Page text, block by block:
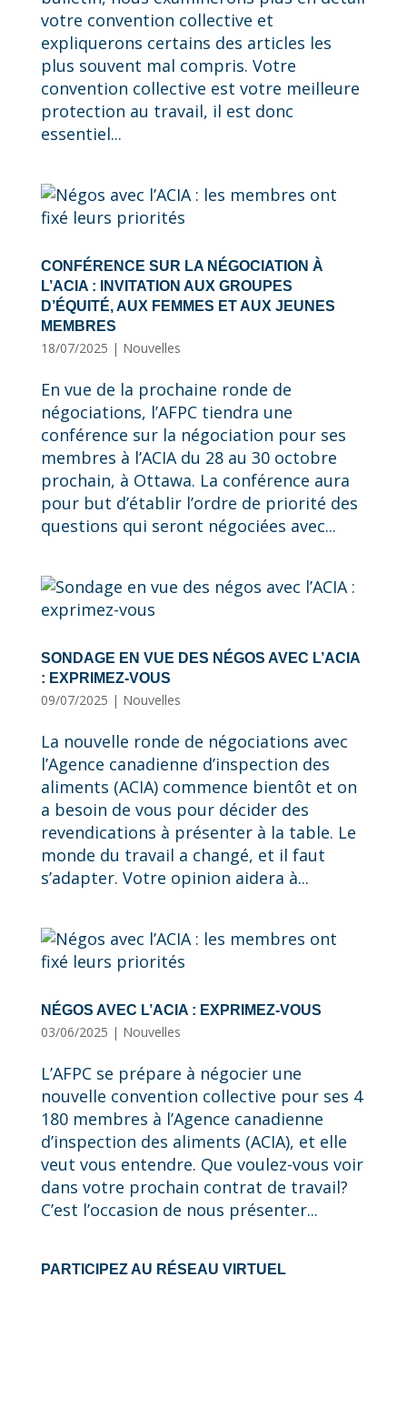
votre convention collective et
expliquerons certains des articles les
plus souvent mal compris. Votre
convention collective est votre meilleure
protection au travail, il est donc
essentiel...
CONFÉRENCE SUR LA NÉGOCIATION À
L’ACIA : INVITATION AUX GROUPES
D’ÉQUITÉ, AUX FEMMES ET AUX JEUNES
MEMBRES
18/07/2025 | Nouvelles
En vue de la prochaine ronde de
négociations, l’AFPC tiendra une
conférence sur la négociation pour ses
membres à l’ACIA du 28 au 30 octobre
prochain, à Ottawa. La conférence aura
pour but d’établir l’ordre de priorité des
questions qui seront négociées avec...
SONDAGE EN VUE DES NÉGOS AVEC L’ACIA
: EXPRIMEZ-VOUS
09/07/2025 | Nouvelles
La nouvelle ronde de négociations avec
l’Agence canadienne d’inspection des
aliments (ACIA) commence bientôt et on
a besoin de vous pour décider des
revendications à présenter à la table. Le
monde du travail a changé, et il faut
s’adapter. Votre opinion aidera à...
NÉGOS AVEC L’ACIA : EXPRIMEZ-VOUS
03/06/2025 | Nouvelles
L’AFPC se prépare à négocier une
nouvelle convention collective pour ses 4
180 membres à l’Agence canadienne
d’inspection des aliments (ACIA), et elle
veut vous entendre. Que voulez-vous voir
dans votre prochain contrat de travail?
C’est l’occasion de nous présenter...
PARTICIPEZ AU RÉSEAU VIRTUEL